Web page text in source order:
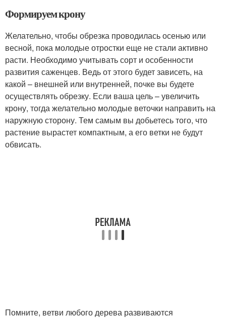
Формируем крону
Желательно, чтобы обрезка проводилась осенью или
весной, пока молодые отростки еще не стали активно
расти. Необходимо учитывать сорт и особенности
развития саженцев. Ведь от этого будет зависеть, на
какой – внешней или внутренней, почке вы будете
осуществлять обрезку. Если ваша цель – увеличить
крону, тогда желательно молодые веточки направить на
наружную сторону. Тем самым вы добьетесь того, что
растение вырастет компактным, а его ветки не будут
обвисать.
Помните, ветви любого дерева развиваются